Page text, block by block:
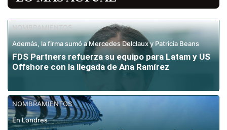
NOMBRAMIENTOS
Además, la firma sumó a Mercedes Delclaux y Patricia Beans
FDS Partners refuerza su equipo para Latam y US
Offshore con la llegada de Ana Ramírez
NOMBRAMIENTOS
En Londres